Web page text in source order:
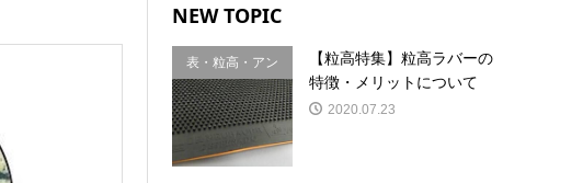
NEW TOPIC
表・粒高・アン
チ
【粒高特集】粒高ラバーの
特徴・メリットについて
2020.07.23